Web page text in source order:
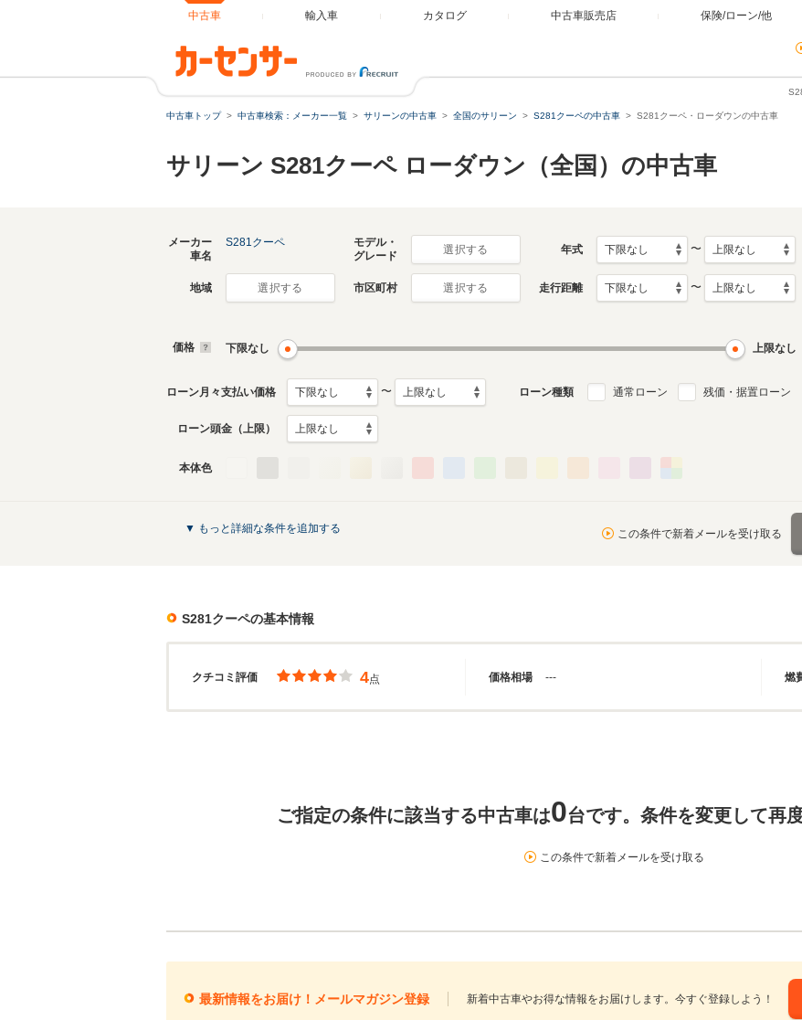
中古車 輸入車 カタログ 中古車販売店 保険/ローン/他
中古車トップ 中古車検索：メーカー一覧 サリーンの中古車 全国のサリーン S281クーペの中古車 S281クーペ・ローダウンの中古車
サリーン S281クーペ ローダウン（全国）の中古車
メーカー
車名
S281クーペ
モデル・
グレード
選択する 年式 〜
地域 選択する 市区町村 選択する 走行距離 〜
価格 下限なし 上限なし
ローン月々支払い価格 〜 ローン種類 通常ローン 残価・据置ローン
ローン頭金（上限）
本体色
▼ もっと詳細な条件を追加する この条件で新着メールを受け取る
S281クーペの基本情報
クチコミ評価 価格相場 燃
4点 ---
ご指定の条件に該当する中古車は0台です。条件を変更して再
この条件で新着メールを受け取る
最新情報をお届け！メールマガジン登録 新着中古車やお得な情報をお届けします。今すぐ登録しよう！